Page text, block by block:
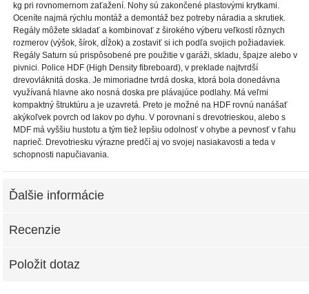
kg pri rovnomernom zaťažení. Nohy sú zakončené plastovými krytkami.
Oceníte najmä rýchlu montáž a demontáž bez potreby náradia a skrutiek.
Regály môžete skladať a kombinovať z širokého výberu veľkostí rôznych
rozmerov (výšok, šírok, dĺžok) a zostaviť si ich podľa svojich požiadaviek.
Regály Saturn sú prispôsobené pre použitie v garáži, skladu, špajze alebo v
pivnici. Police HDF (High Density fibreboard), v preklade najtvrdší
drevovláknitá doska. Je mimoriadne tvrdá doska, ktorá bola donedávna
využívaná hlavne ako nosná doska pre plávajúce podlahy. Má veľmi
kompaktný štruktúru a je uzavretá. Preto je možné na HDF rovnú nanášať
akýkoľvek povrch od lakov po dyhu. V porovnaní s drevotrieskou, alebo s
MDF má vyššiu hustotu a tým tiež lepšiu odolnosť v ohybe a pevnosť v ťahu
naprieč. Drevotriesku výrazne predčí aj vo svojej nasiakavosti a teda v
schopnosti napučiavania.
Ďalšie informácie
Recenzie
Položit dotaz